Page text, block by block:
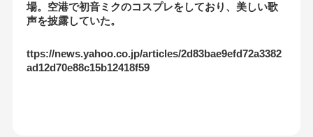
場。空港で初音ミクのコスプレをしており、美しい歌
声を披露していた。
ttps://news.yahoo.co.jp/articles/2d83bae9efd72a3382
ad12d70e88c15b12418f59